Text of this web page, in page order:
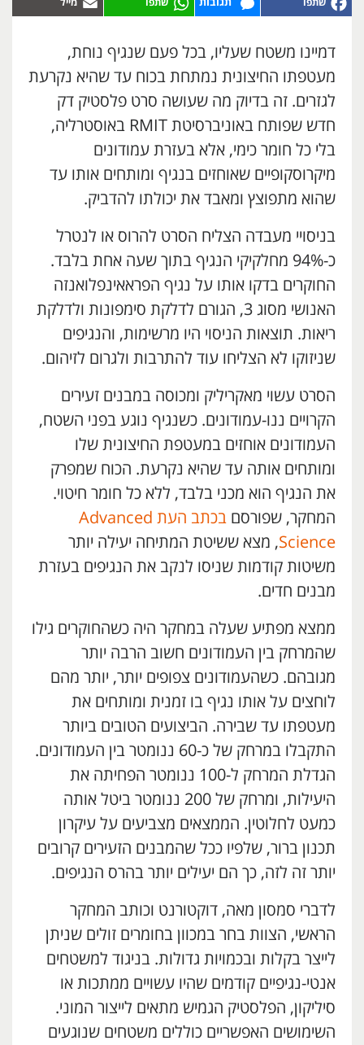
דמיינו משטח שעליו, בכל פעם שנגיף נוחת,
מעטפתו החיצונית נמתחת בכוח עד שהיא נקרעת
לגזרים. זה בדיוק מה שעושה סרט פלסטיק דק
חדש שפותח באוניברסיטת RMIT באוסטרליה,
בלי כל חומר כימי, אלא בעזרת עמודונים
מיקרוסקופיים שאוחזים בנגיף ומותחים אותו עד
שהוא מתפוצץ ומאבד את יכולתו להדביק.
בניסויי מעבדה הצליח הסרט להרוס או לנטרל
כ-94% מחלקיקי הנגיף בתוך שעה אחת בלבד.
החוקרים בדקו אותו על נגיף הפראאינפלואנזה
האנושי מסוג 3, הגורם לדלקת סימפונות ולדלקת
ריאות. תוצאות הניסוי היו מרשימות, והנגיפים
שניזוקו לא הצליחו עוד להתרבות ולגרום לזיהום.
הסרט עשוי מאקריליק ומכוסה במבנים זעירים
הקרויים ננו-עמודונים. כשנגיף נוגע בפני השטח,
העמודונים אוחזים במעטפת החיצונית שלו
ומותחים אותה עד שהיא נקרעת. הכוח שמפרק
את הנגיף הוא מכני בלבד, ללא כל חומר חיטוי.
המחקר, שפורסם
בכתב העת Advanced
Science, מצא ששיטת המתיחה יעילה יותר
משיטות קודמות שניסו לנקב את הנגיפים בעזרת
מבנים חדים.
ממצא מפתיע שעלה במחקר היה כשהחוקרים גילו
שהמרחק בין העמודונים חשוב הרבה יותר
מגובהם. כשהעמודונים צפופים יותר, יותר מהם
לוחצים על אותו נגיף בו זמנית ומותחים את
מעטפתו עד שבירה. הביצועים הטובים ביותר
התקבלו במרחק של כ-60 ננומטר בין העמודונים.
הגדלת המרחק ל-100 ננומטר הפחיתה את
היעילות, ומרחק של 200 ננומטר ביטל אותה
כמעט לחלוטין. הממצאים מצביעים על עיקרון
תכנון ברור, שלפיו ככל שהמבנים הזעירים קרובים
יותר זה לזה, כך הם יעילים יותר בהרס הנגיפים.
לדברי סמסון מאה, דוקטורנט וכותב המחקר
הראשי, הצוות בחר במכוון בחומרים זולים שניתן
לייצר בקלות ובכמויות גדולות. בניגוד למשטחים
אנטי-נגיפיים קודמים שהיו עשויים ממתכות או
סיליקון, הפלסטיק הגמיש מתאים לייצור המוני.
השימושים האפשריים כוללים משטחים שנוגעים